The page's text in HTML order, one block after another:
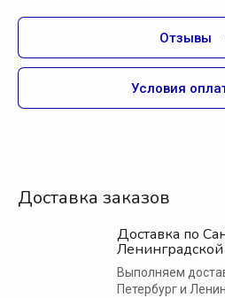
Отзывы
Условия
Доставка заказов
Доставка по
Ленинградской
Выполняем
Петербург и